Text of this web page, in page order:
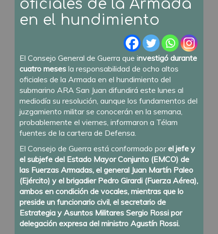
oficiales de la Armada
en el hundimiento
El Consejo General de Guerra que investigó durante
cuatro meses la responsabilidad de ocho altos
oficiales de la Armada en el hundimiento del
submarino ARA San Juan difundirá este lunes al
mediodía su resolución, aunque los fundamentos del
juzgamiento militar se conocerán en la semana,
probablemente el viernes, informaron a Télam
fuentes de la cartera de Defensa.
El Consejo de Guerra está conformado porel jefe y
el subjefe del Estado Mayor Conjunto (EMCO) de
las Fuerzas Armadas, el general Juan Martín Paleo
(Ejército) y el brigadier Pedro Girardi (Fuerza Aérea),
ambos en condición de vocales, mientras que lo
preside un funcionario civil, el secretario de
Estrategia y Asuntos Militares Sergio Rossi por
delegación expresa del ministro Agustín Rossi.